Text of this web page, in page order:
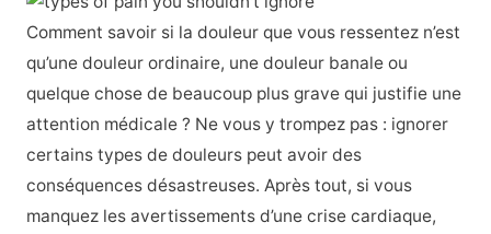
Comment savoir si la douleur que vous ressentez n’est
qu’une douleur ordinaire, une douleur banale ou
quelque chose de beaucoup plus grave qui justifie une
attention médicale ? Ne vous y trompez pas : ignorer
certains types de douleurs peut avoir des
conséquences désastreuses. Après tout, si vous
manquez les avertissements d’une crise cardiaque,